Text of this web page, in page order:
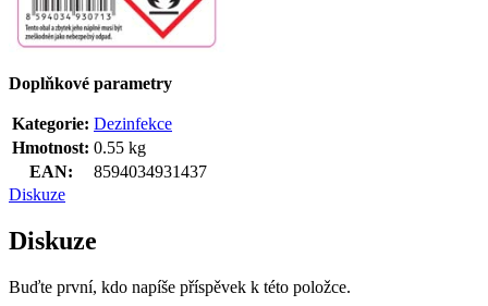
Doplňkové parametry
Kategorie: Dezinfekce
Hmotnost: 0.55 kg
EAN:
8594034931437
Diskuze
Diskuze
Buďte první, kdo napíše příspěvek k této položce.